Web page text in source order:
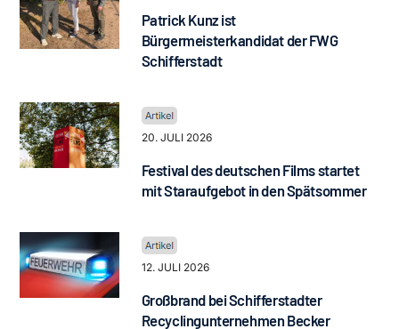
Patrick Kunz ist
Bürgermeisterkandidat der FWG
Schifferstadt
20. JULI 2026
Festival des deutschen Films startet
mit Staraufgebot in den Spätsommer
12. JULI 2026
Großbrand bei Schifferstadter
Recyclingunternehmen Becker